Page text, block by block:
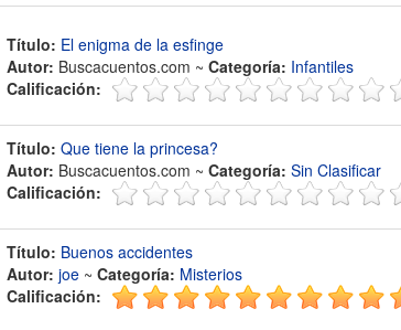
Título: El enigma de la esfinge
Autor: Buscacuentos.com ~ Categoría: Infantiles
Calificación:
Título: Que tiene la princesa?
Autor: Buscacuentos.com ~ Categoría: Sin Clasificar
Calificación:
Título: Buenos accidentes
Autor: joe ~ Categoría: Misterios
Calificación: